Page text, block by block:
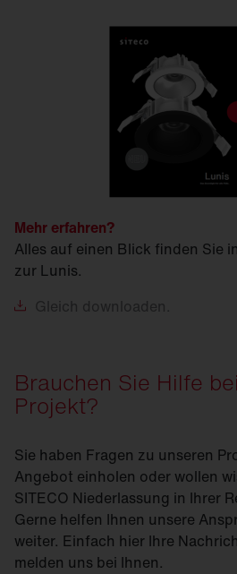
Mehr erfahren?
Alles auf einen Blick finden Sie
zur Lunis.
Gleich downloaden.
Brauchen Sie Hilfe
Projekt?
Sie haben Fragen zu unseren
Angebot einholen oder wollen
SITECO Niederlassung in Ihrer
Gerne helfen Ihnen unsere
weiter. Einfach hier Ihre
melden uns bei Ihnen.